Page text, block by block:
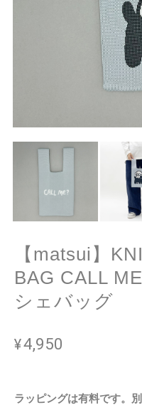
【matsui】
BAG CALL
シェバッグ
¥4,950
ラッピングは有料です。